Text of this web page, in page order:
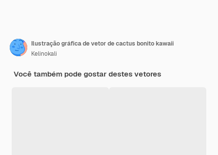
Ilustração gráfica de vetor de cactus bonito kawaii
Kelinokali
Você também pode gostar destes vetores